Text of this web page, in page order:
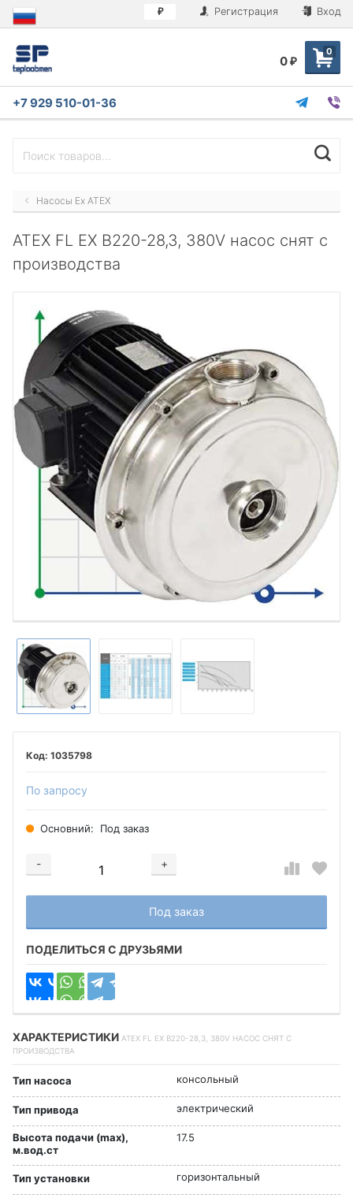
₽ Регистрация Вход
0
0 ₽
+7 929 510-01-36
Насосы Ex ATEX
ATEX FL EX B220-28,3, 380V насос снят с
производства
1035798
По запросу
Основний: Под заказ
-
+
Добавляется...
Под заказ
Добавлен
ПОДЕЛИТЬСЯ С ДРУЗЬЯМИ
ХАРАКТЕРИСТИКИ ATEX FL EX B220-28,3, 380V НАСОС СНЯТ С
ПРОИЗВОДСТВА
Тип насоса консольный
Тип привода электрический
Высота подачи (max),
м.вод.ст
17.5
Тип установки горизонтальный